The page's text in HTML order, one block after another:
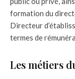
formation du
Directeur
termes de
Les métiers